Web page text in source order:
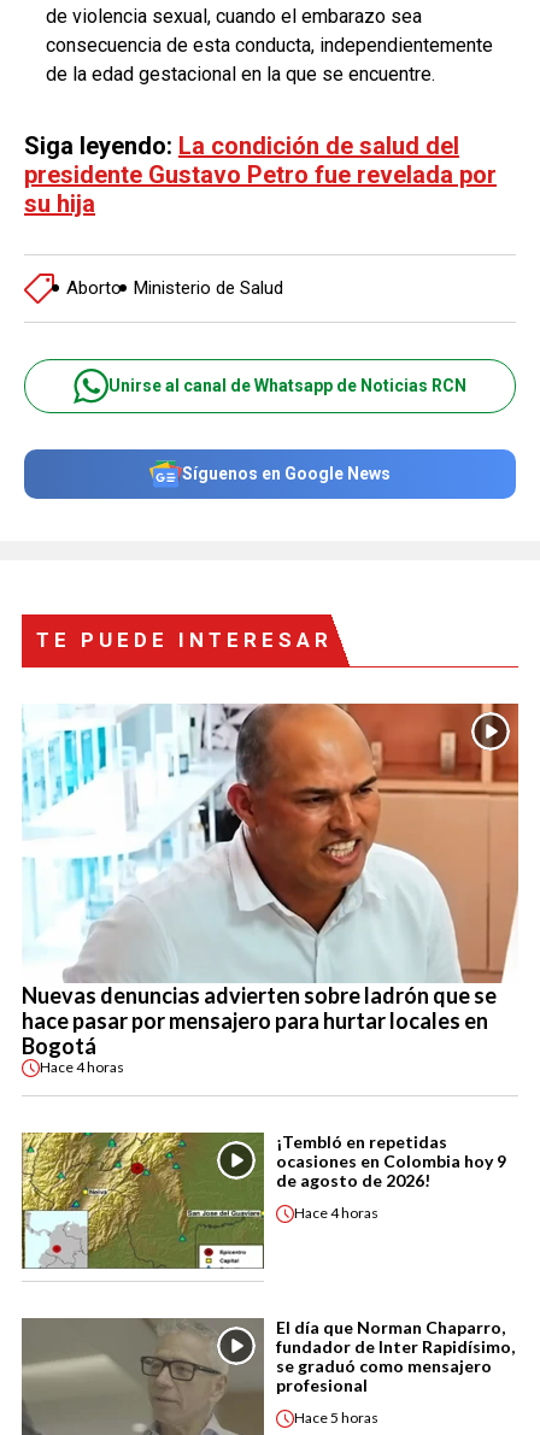
de violencia sexual, cuando el embarazo sea
consecuencia de esta conducta, independientemente
de la edad gestacional en la que se encuentre.
Siga leyendo: La condición de salud del
presidente Gustavo Petro fue revelada por
su hija
Aborto Ministerio de Salud
Unirse al canal de Whatsapp de Noticias RCN
Síguenos en Google News
TE PUEDE INTERESAR
Nuevas denuncias advierten sobre ladrón que se
hace pasar por mensajero para hurtar locales en
Bogotá
Hace4 horas
¡Tembló en repetidas
ocasiones en Colombia hoy 9
de agosto de 2026!
Hace4 horas
El día que Norman Chaparro,
fundador de Inter Rapidísimo,
se graduó como mensajero
profesional
Hace5 horas